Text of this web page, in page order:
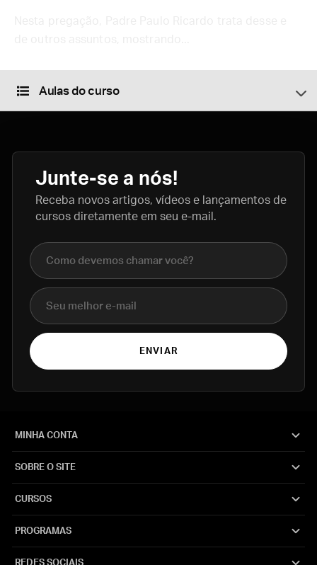
Aulas do curso
Junte-se a nós!
Receba novos artigos, vídeos e lançamentos de
cursos diretamente em seu e-mail.
Nome completo
E-mail
ENVIAR
MINHA CONTA
SOBRE O SITE
CURSOS
PROGRAMAS
REDES SOCIAIS